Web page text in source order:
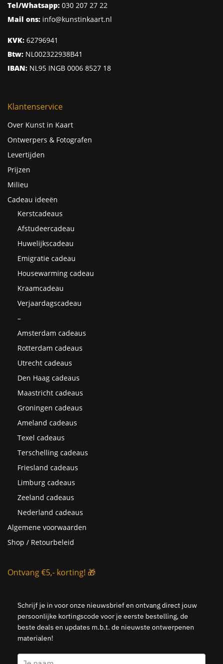
Tel/Whatsapp: 030 207 27 22
Mail ons: info@kunstinkaart.nl
KVK: 62796941
Btw: NL002322938B41
IBAN: NL95 INGB 0006 8527 18
Klantenservice
Over Kunst in Kaart
Ontwerpers & Fotografen
Levertijden
Prijzen
Milieu
Cadeau ideeën
Kerstcadeaus
Afstudeercadeau
Huwelijkscadeau
Emigratie cadeau
Housewarming cadeau
Kraamcadeau
Verjaardagscadeau
–
Amsterdam cadeaus
Rotterdam cadeaus
Utrecht cadeaus
Den Haag cadeaus
Maastricht cadeaus
Groningen cadeaus
Ameland cadeaus
Texel cadeaus
Terschelling cadeaus
Friesland cadeaus
Limburg cadeaus
Zeeland cadeaus
Nederland cadeaus
Algemene voorwaarden
Shop / Retourbeleid
Ontvang €5,- korting! 🎁
Schrijf je in voor onze nieuwsbrief en ontvang direct jouw
persoonlijke kortingscode voor je eerste bestelling, de
beste deals en updates m.b.t. de nieuwste ontwerpenen
materialen!